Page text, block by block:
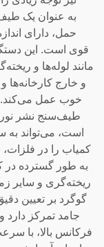
حمل، دارای
قوی است. این
مانند لوله‌ها و
و خارج کارخانه‌ها
طیف‌سنج نشر
است، می‌تواند
کمیاب را در
به طور گسترده در
ریخته‌گری و سایر
گوگرد بر تعیین
جامد تمرکز دارد
فرکانس بالا، با